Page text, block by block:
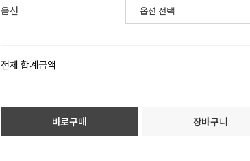
옵션
전체 합계금액
바로구매 장바구니